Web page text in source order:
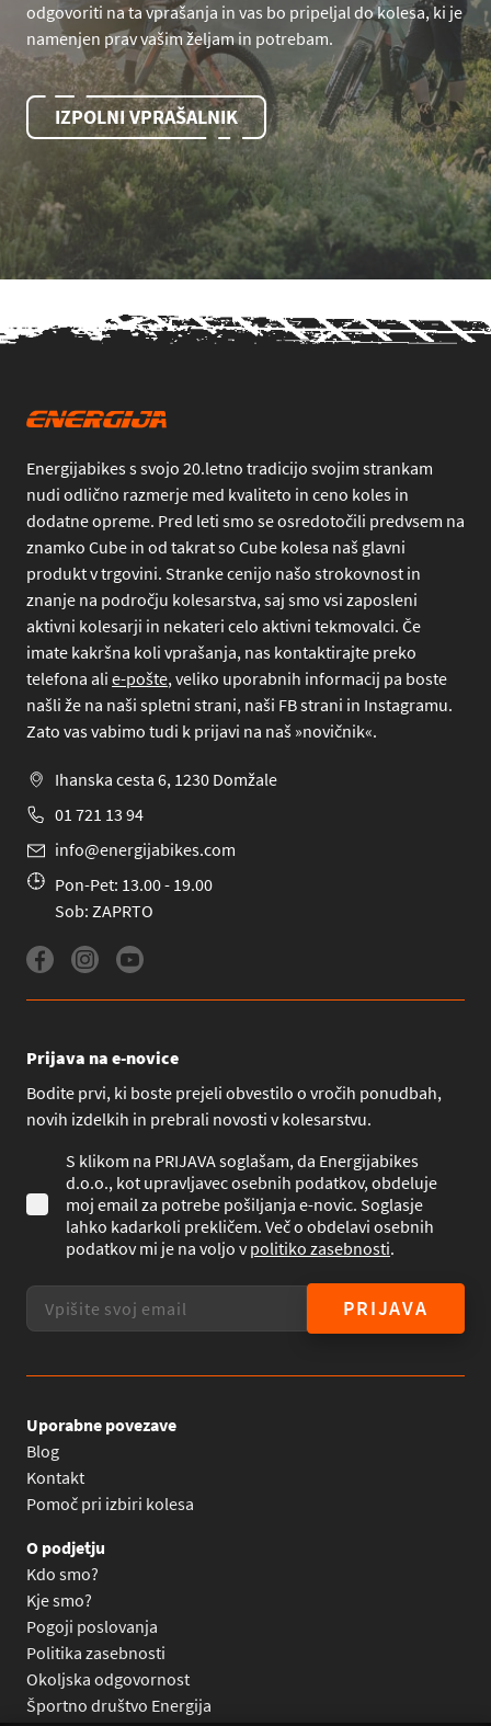
odgovoriti na ta vprašanja in vas bo pripeljal do kolesa, ki je
namenjen prav vašim željam in potrebam.
IZPOLNI VPRAŠALNIK
Energijabikes s svojo 20.letno tradicijo svojim strankam
nudi odlično razmerje med kvaliteto in ceno koles in
dodatne opreme. Pred leti smo se osredotočili predvsem na
znamko Cube in od takrat so Cube kolesa naš glavni
produkt v trgovini. Stranke cenijo našo strokovnost in
znanje na področju kolesarstva, saj smo vsi zaposleni
aktivni kolesarji in nekateri celo aktivni tekmovalci. Če
imate kakršna koli vprašanja, nas kontaktirajte preko
telefona ali e-pošte, veliko uporabnih informacij pa boste
našli že na naši spletni strani, naši FB strani in Instagramu.
Zato vas vabimo tudi k prijavi na naš »novičnik«.
Ihanska cesta 6, 1230 Domžale
01 721 13 94
info@energijabikes.com
Pon-Pet: 13.00 - 19.00
Sob: ZAPRTO
Prijava na e-novice
Bodite prvi, ki boste prejeli obvestilo o vročih ponudbah,
novih izdelkih in prebrali novosti v kolesarstvu.
S klikom na PRIJAVA soglašam, da Energijabikes
d.o.o., kot upravljavec osebnih podatkov, obdeluje
moj email za potrebe pošiljanja e-novic. Soglasje
lahko kadarkoli prekličem. Več o obdelavi osebnih
podatkov mi je na voljo vpolitiko zasebnosti.
PRIJAVA
Uporabne povezave
Blog
Kontakt
Pomoč pri izbiri kolesa
O podjetju
Kdo smo?
Kje smo?
Pogoji poslovanja
Politika zasebnosti
Okoljska odgovornost
Športno društvo Energija